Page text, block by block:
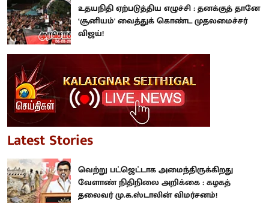
உதயநிதி ஏற்படுத்திய எழுச்சி : தனக்குத் தானே
‘சூனியம்' வைத்துக் கொண்ட முதலமைச்சர்
விஜய்!
Latest Stories
வெற்று பட்ஜெட்டாக அமைந்திருக்கிறது
வேளாண் நிதிநிலை அறிக்கை : கழகத்
தலைவர் மு.க.ஸ்டாலின் விமர்சனம்!